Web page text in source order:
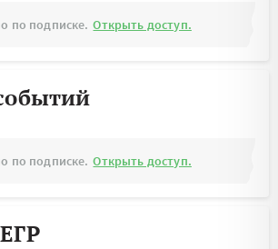
по подписке. Открыть доступ.
по подписке. Открыть доступ.